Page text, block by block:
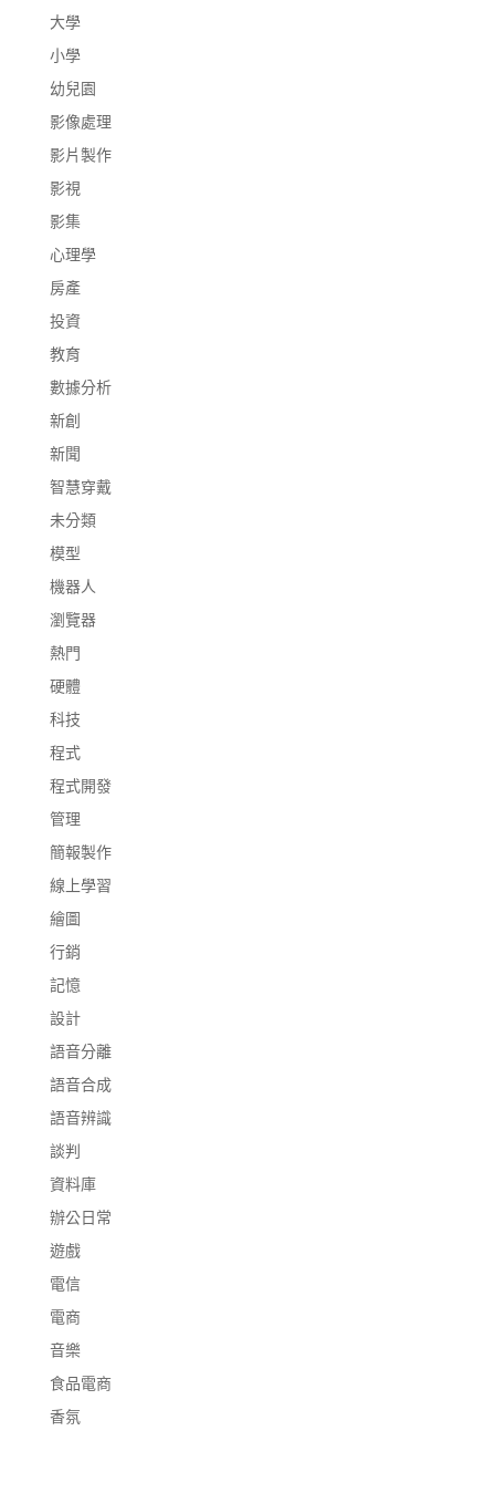
大學
小學
幼兒園
影像處理
影片製作
影視
影集
心理學
房產
投資
教育
數據分析
新創
新聞
智慧穿戴
未分類
模型
機器人
瀏覽器
熱門
硬體
科技
程式
程式開發
管理
簡報製作
線上學習
繪圖
行銷
記憶
設計
語音分離
語音合成
語音辨識
談判
資料庫
辦公日常
遊戲
電信
電商
音樂
食品電商
香氛